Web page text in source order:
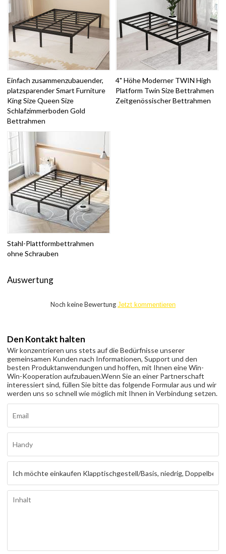
Einfach zusammenzubauender,
platzsparender Smart Furniture
King Size Queen Size
Schlafzimmerboden Gold
Bettrahmen
4" Höhe Moderner TWIN High
Platform Twin Size Bettrahmen
Zeitgenössischer Bettrahmen
Stahl-Plattformbettrahmen
ohne Schrauben
Auswertung
Noch keine Bewertung Jetzt kommentieren
Den Kontakt halten
Wir konzentrieren uns stets auf die Bedürfnisse unserer
gemeinsamen Kunden nach Informationen, Support und den
besten Produktanwendungen und hoffen, mit Ihnen eine Win-
Win-Kooperation aufzubauen.Wenn Sie an einer Partnerschaft
interessiert sind, füllen Sie bitte das folgende Formular aus und wir
werden uns so schnell wie möglich mit Ihnen in Verbindung setzen.